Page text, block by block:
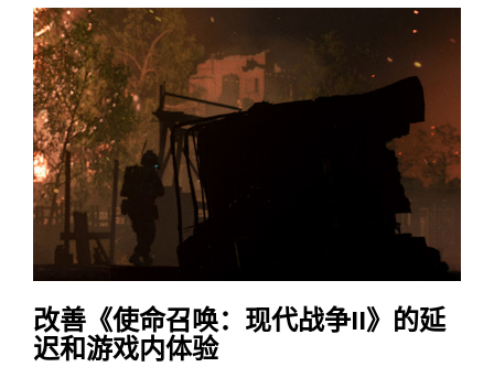
改善《使命召唤：现代战争II》的延
迟和游戏内体验